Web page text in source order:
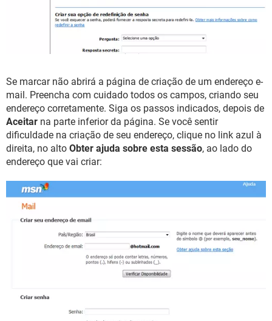
Se marcar não abrirá a página de criação de um endereço e-
mail. Preencha com cuidado todos os campos, criando seu
endereço corretamente. Siga os passos indicados, depois de
Aceitar na parte inferior da página. Se você sentir
dificuldade na criação de seu endereço, clique no link azul à
direita, no alto Obter ajuda sobre esta sessão, ao lado do
endereço que vai criar: